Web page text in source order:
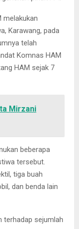
melakukan
Karawang, pada
telah
Komnas HAM
HAM sejak 7
Mirzani
beberapa
tersebut.
tiga buah
dan benda lain
terhadap sejumlah